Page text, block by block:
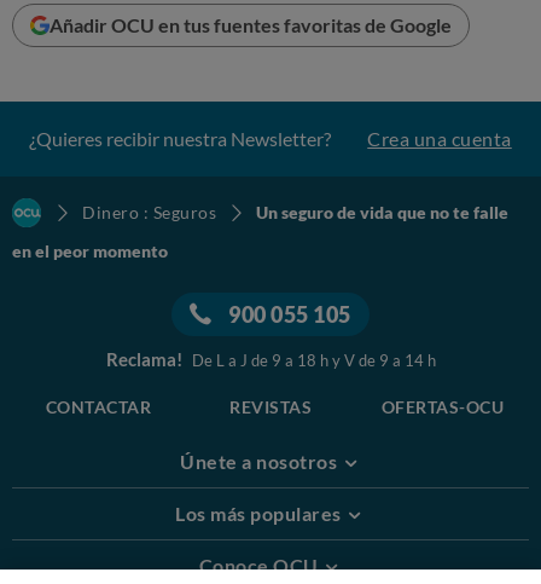
Añadir OCU en tus fuentes favoritas de Google
¿Quieres recibir nuestra Newsletter? Crea una cuenta
Dinero : Seguros
Un seguro de vida que no te falle
en el peor momento
900 055 105
Reclama! De L a J de 9 a 18 h y V de 9 a 14 h
CONTACTAR REVISTAS OFERTAS-OCU
Únete a nosotros
Los más populares
Conoce OCU